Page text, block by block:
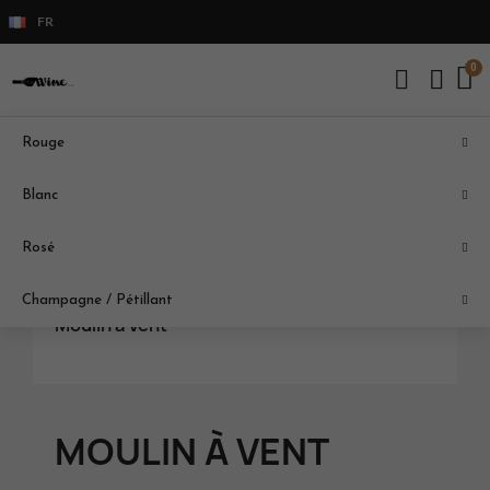
FR
Rouge
Blanc
Rosé
Champagne / Pétillant
BEAUJOLAIS
Morgon
Moulin à Vent
MOULIN À VENT